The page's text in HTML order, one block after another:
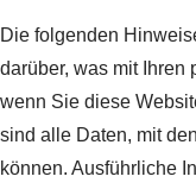
Die folgenden
darüber, was mit Ihren
wenn Sie diese
sind alle Daten, mit
können. Ausführliche